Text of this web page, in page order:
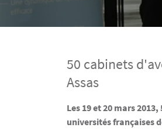
50 cabinets
Assas
Texte
Les 19 et 20 mars
universités françaises